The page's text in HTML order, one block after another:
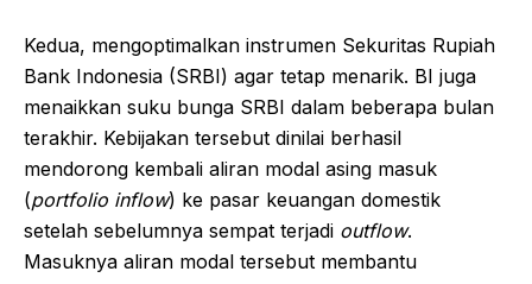
Kedua, mengoptimalkan instrumen Sekuritas Rupiah
Bank Indonesia (SRBI) agar tetap menarik. BI juga
menaikkan suku bunga SRBI dalam beberapa bulan
terakhir. Kebijakan tersebut dinilai berhasil
mendorong kembali aliran modal asing masuk
(portfolio inflow) ke pasar keuangan domestik
setelah sebelumnya sempat terjadi outflow.
Masuknya aliran modal tersebut membantu